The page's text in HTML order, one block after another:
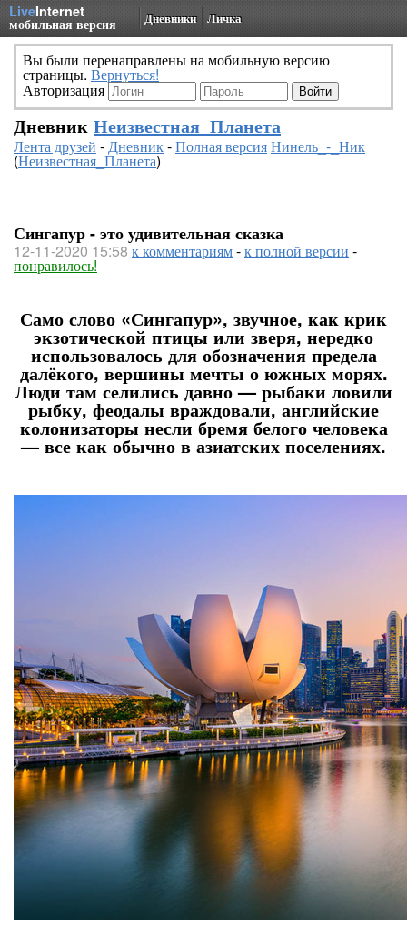
LiveInternet
мобильная версия Дневники Личка
Вы были перенаправлены на мобильную версию
страницы. Вернуться!
Авторизация
Дневник Неизвестная_Планета
Лента друзей -Дневник-Полная версияНинель_-_Ник
(Неизвестная_Планета)
Сингапур - это удивительная сказка
12-11-2020 15:58 к комментариям-к полной версии -
понравилось!
Само слово «Сингапур», звучное, как крик
экзотической птицы или зверя, нередко
использовалось для обозначения предела
далёкого, вершины мечты о южных морях.
Люди там селились давно — рыбаки ловили
рыбку, феодалы враждовали, английские
колонизаторы несли бремя белого человека
— все как обычно в азиатских поселениях.